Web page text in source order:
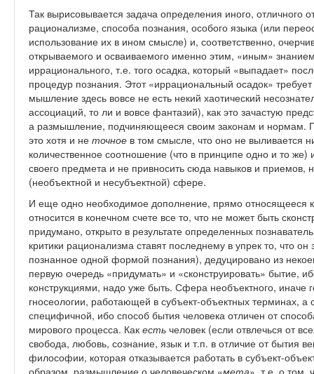
Так вырисовывается задача определения иного, отличного
рационализме, способа познания, особого языка (или
использование их в ином смысле) и, соответственно,
открываемого и осваиваемого именно этим, «иным»
иррационального, т.е. того осадка, который «выпадает»
процедур познания. Этот «иррациональный осадок»
мышление здесь вовсе не есть некий хаотический
ассоциаций, то ли и вовсе фантазий), как это зачастую
а размышление, подчиняющееся своим законам и
это хотя и не точное в том смысле, что оно не выливается
количественное соотношение (что в принципе одно и то же)
своего предмета и не привносить сюда навыков и приемов,
(необъектной и несубъектной) сфере.
И еще одно необходимое дополнение, прямо относящееся
относится в конечном счете все то, что не может быть
придумано, открыто в результате определенных
критики рационализма ставят последнему в упрек то, что
познанное одной формой познания), дедуцировано из
первую очередь «придумать» и «сконструировать» бытие,
конструкциями, надо уже быть. Сфера необъектного, иначе
гносеологии, работающей в субъект-объектных терминах,
специфичной, ибо способ бытия человека отличен от
мирового процесса. Как есть человек (если отвлечься от
свобода, любовь, сознание, язык и т.п. в отличие от бытия
философии, которая отказывается работать в субъект-
образом, размышление о человеческом «мета», т.е. о том,